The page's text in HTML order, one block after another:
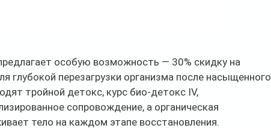
особую возможность — 30% скидку на
глубокой перезагрузки организма после насыщенного
тройной детокс, курс био-детокс IV,
сопровождение, а органическая
тело на каждом этапе восстановления.